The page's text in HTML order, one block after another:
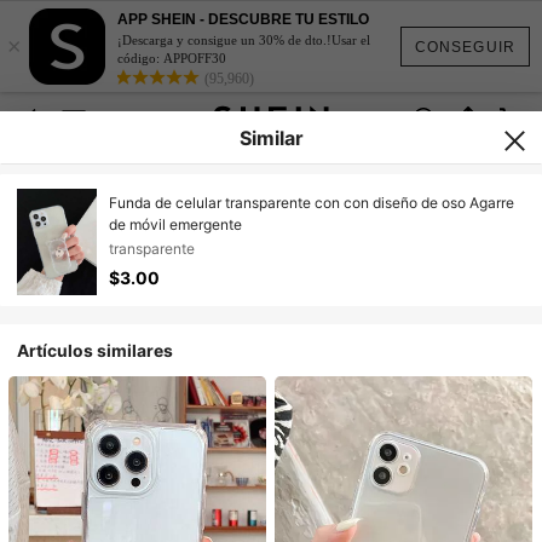
CONSEGUIR
×
APP SHEIN - DESCUBRE TU ESTILO
¡Descarga y consigue un 30% de dto.!Usar el
código: APPOFF30
(95,960)
Similar
Funda de celular transparente con con diseño de oso Agarre
de móvil emergente
transparente
$3.00
Artículos similares